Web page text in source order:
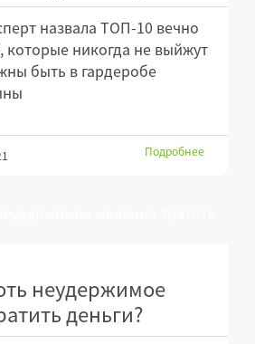
назвала ТОП-10 вечно
никогда не выйжут
быть в гардеробе
Подробнее
неудержимое
деньги?